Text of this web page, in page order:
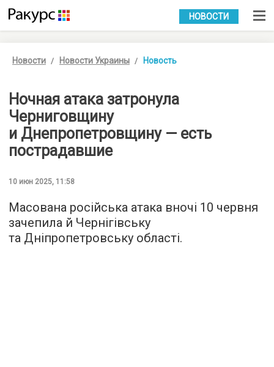
УКР РУС
НОВОСТИ
Новости Новости Украины Новость
Ночная атака затронула
Черниговщину
и Днепропетровщину — есть
пострадавшие
10 июн 2025, 11:58
Масована російська атака вночі 10 червня
зачепила й Чернігівську
та Дніпропетровську області.